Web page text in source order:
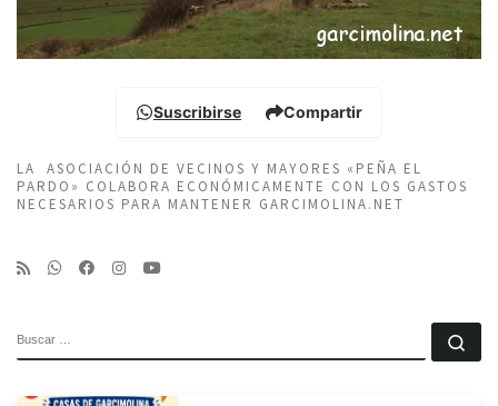
Suscribirse Compartir
LA ASOCIACIÓN DE VECINOS Y MAYORES «PEÑA EL
PARDO» COLABORA ECONÓMICAMENTE CON LOS GASTOS
NECESARIOS PARA MANTENER GARCIMOLINA.NET